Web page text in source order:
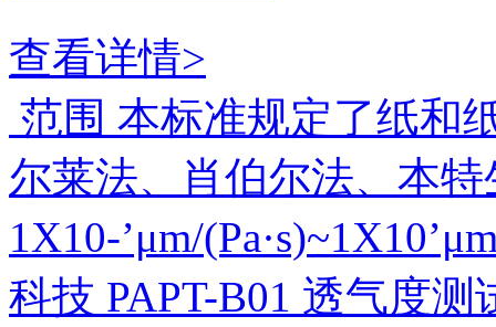
查看详情>
范围 本标准规定了纸和
尔莱法、肖伯尔法、本
1X10-’μm/
科技 PAPT-B01 透气度测